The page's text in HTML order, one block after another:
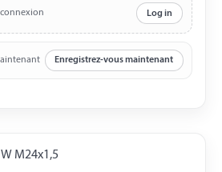
Log in
Enregistrez-vous maintenant